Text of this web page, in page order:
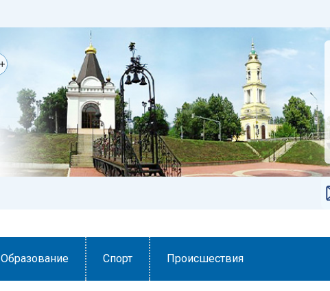
Образование Спорт Происшествия